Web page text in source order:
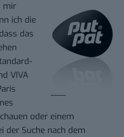
mir
ich die
das
VIVA
oder einem
der Suche nach dem